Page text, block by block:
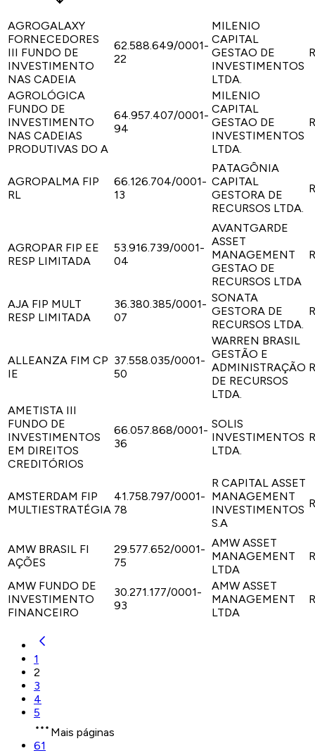
AGROGALAXY
FORNECEDORES
III FUNDO DE
INVESTIMENTO
NAS CADEIA
62.588.649/0001-
22
MILENIO
CAPITAL
GESTAO DE
INVESTIMENTOS
LTDA.
AGROLÓGICA
FUNDO DE
INVESTIMENTO
NAS CADEIAS
PRODUTIVAS DO A
64.957.407/0001-
94
MILENIO
CAPITAL
GESTAO DE
INVESTIMENTOS
LTDA.
AGROPALMA FIP
RL
66.126.704/0001-
13
PATAGÔNIA
CAPITAL
GESTORA DE
RECURSOS LTDA.
AGROPAR FIP EE
RESP LIMITADA
53.916.739/0001-
04
AVANTGARDE
ASSET
MANAGEMENT
GESTAO DE
RECURSOS LTDA
AJA FIP MULT
RESP LIMITADA
36.380.385/0001-
07
SONATA
GESTORA DE
RECURSOS LTDA.
ALLEANZA FIM CP
IE
37.558.035/0001-
50
WARREN BRASIL
GESTÃO E
ADMINISTRAÇÃO
DE RECURSOS
LTDA.
AMETISTA III
FUNDO DE
INVESTIMENTOS
EM DIREITOS
CREDITÓRIOS
66.057.868/0001-
36
SOLIS
INVESTIMENTOS
LTDA.
AMSTERDAM FIP
MULTIESTRATÉGIA
41.758.797/0001-
78
R CAPITAL ASSET
MANAGEMENT
INVESTIMENTOS
S.A
AMW BRASIL FI
AÇÕES
29.577.652/0001-
75
AMW ASSET
MANAGEMENT
LTDA
AMW FUNDO DE
INVESTIMENTO
FINANCEIRO
30.271.177/0001-
93
AMW ASSET
MANAGEMENT
LTDA
1
2
3
4
5
Mais páginas
61